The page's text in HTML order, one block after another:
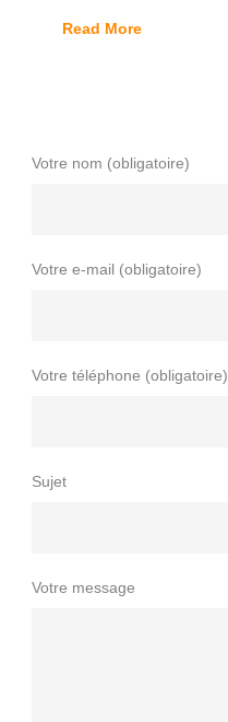
Read More
Votre nom (obligatoire)
Votre e-mail (obligatoire)
Votre téléphone (obligatoire)
Sujet
Votre message